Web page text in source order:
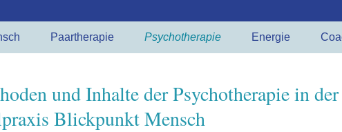
Paartherapie Psychotherapie
Warum
Psychotherapie
Energie
CQM (Chinesische
und Inhalte der Psychotherapie in der
Blickpunkt Mensch